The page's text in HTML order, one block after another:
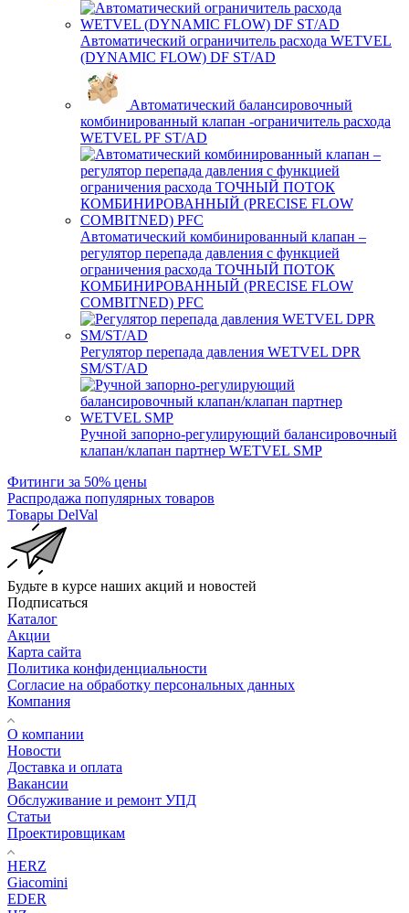
Автоматический ограничитель расхода WETVEL
(DYNAMIC FLOW) DF ST/AD
Автоматический балансировочный
комбинированный клапан -ограничитель расхода
WETVEL PF ST/AD
Автоматический комбинированный клапан –
регулятор перепада давления с функцией
ограничения расхода ТОЧНЫЙ ПОТОК
КОМБИНИРОВАННЫЙ (PRECISE FLOW
COMBIТNED) PFC
Регулятор перепада давления WETVEL DPR
SM/ST/AD
Ручной запорно-регулирующий балансировочный
клапан/клапан партнер WETVEL SMP
Фитинги за 50% цены
Распродажа популярных товаров
Товары DelVal
Будьте в курсе наших акций и новостей
Подписаться
Каталог
Акции
Карта сайта
Политика конфиденциальности
Согласие на обработку персональных данных
Компания
О компании
Новости
Доставка и оплата
Вакансии
Обслуживание и ремонт УПД
Статьи
Проектировщикам
HERZ
Giacomini
EDER